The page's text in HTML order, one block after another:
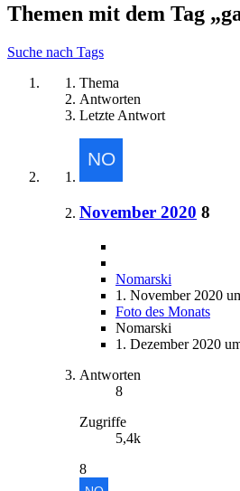
Themen mit dem Tag
Suche nach Tags
Thema
Antworten
Letzte Antwort
November 2020 8
Nomarski
1. November 2020
Foto des Monats
Nomarski
1. Dezember 2020
Antworten
8
Zugriffe
5,4k
8